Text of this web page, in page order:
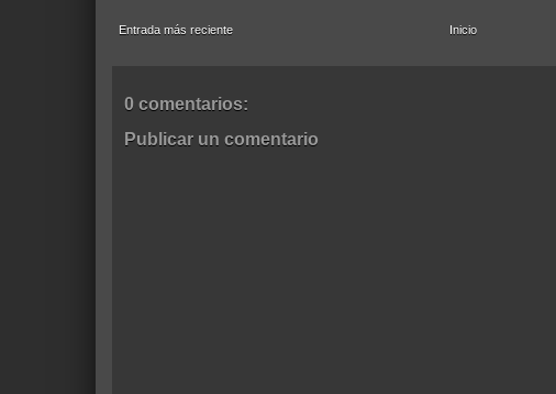
Entrada más reciente Inicio
0 comentarios:
Publicar un comentario